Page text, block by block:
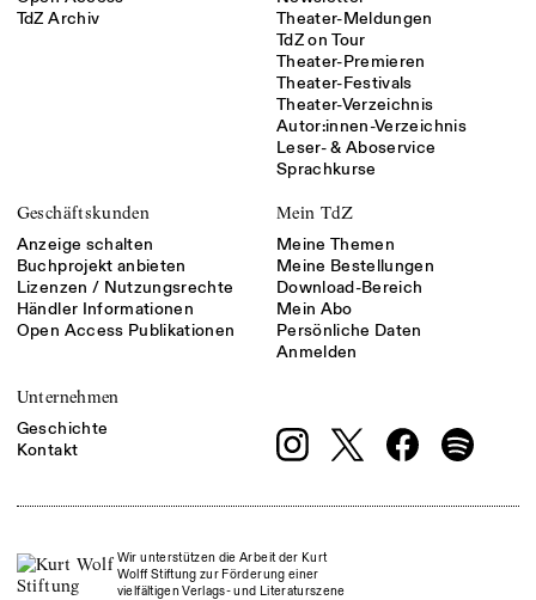
TdZ Archiv
Theater-Meldungen
TdZ on Tour
Theater-Premieren
Theater-Festivals
Theater-Verzeichnis
Autor:innen-Verzeichnis
Leser- & Aboservice
Sprachkurse
Geschäftskunden
Anzeige schalten
Buchprojekt anbieten
Lizenzen / Nutzungsrechte
Händler Informationen
Open Access Publikationen
Mein TdZ
Meine Themen
Meine Bestellungen
Download-Bereich
Mein Abo
Persönliche Daten
Anmelden
Unternehmen
Geschichte
Kontakt
Wir unterstützen die Arbeit der Kurt
Wolff Stiftung zur Förderung einer
vielfältigen Verlags- und Literaturszene